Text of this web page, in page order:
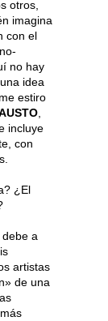
otros,
imagina
con el
no hay
idea
estiro
,
incluye
con
¿El
debe a
artistas
de una